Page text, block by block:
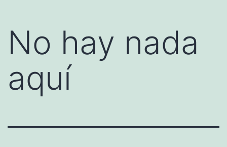
No hay nada
aquí